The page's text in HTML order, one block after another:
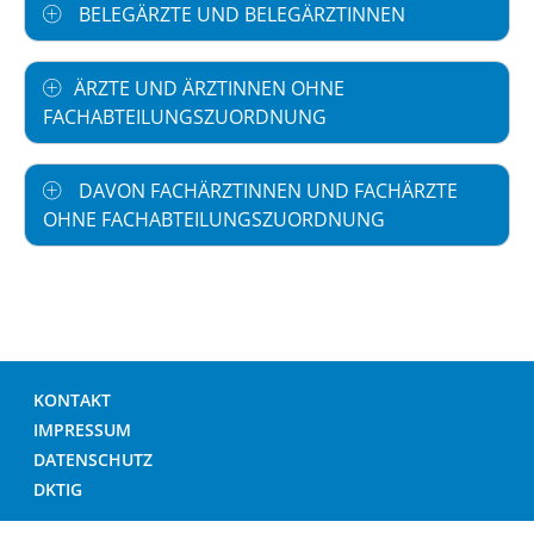
BELEGÄRZTE UND BELEGÄRZTINNEN
ÄRZTE UND ÄRZTINNEN OHNE
FACHABTEILUNGSZUORDNUNG
DAVON FACHÄRZTINNEN UND FACHÄRZTE
OHNE FACHABTEILUNGSZUORDNUNG
KONTAKT
IMPRESSUM
DATENSCHUTZ
DKTIG